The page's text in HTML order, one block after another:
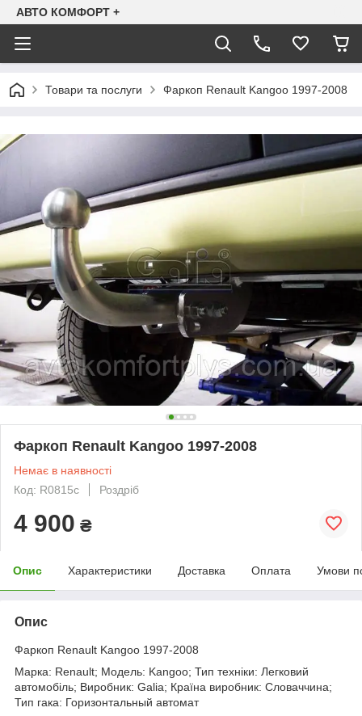
АВТО КОМФОРТ +
Товари та послуги Фаркоп Renault Kangoo 1997-2008
Фаркоп Renault Kangoo 1997-2008
Немає в наявності
Код: R0815c
Роздріб
4 900 ₴
Опис Характеристики Доставка Оплата Умови
Опис
Фаркоп Renault Kangoo 1997-2008
Марка: Renault; Модель: Kangoo; Тип техніки: Легковий
автомобіль; Виробник: Galia; Країна виробник: Словаччина;
Тип гака: Горизонтальный автомат